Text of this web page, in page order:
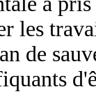
les
de